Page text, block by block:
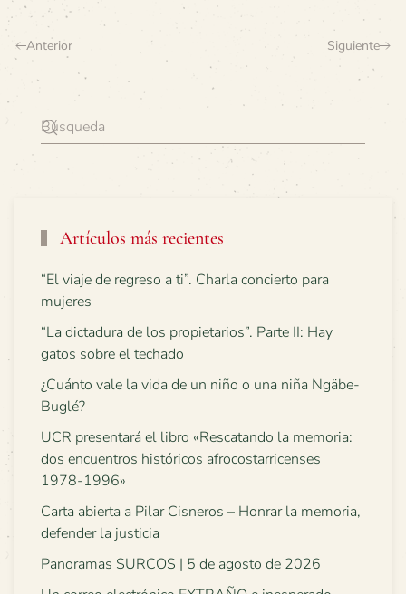
Anterior Siguiente
Artículos más recientes
“El viaje de regreso a ti”. Charla concierto para
mujeres
“La dictadura de los propietarios”. Parte II: Hay
gatos sobre el techado
¿Cuánto vale la vida de un niño o una niña Ngäbe-
Buglé?
UCR presentará el libro «Rescatando la memoria:
dos encuentros históricos afrocostarricenses
1978-1996»
Carta abierta a Pilar Cisneros – Honrar la memoria,
defender la justicia
Panoramas SURCOS | 5 de agosto de 2026